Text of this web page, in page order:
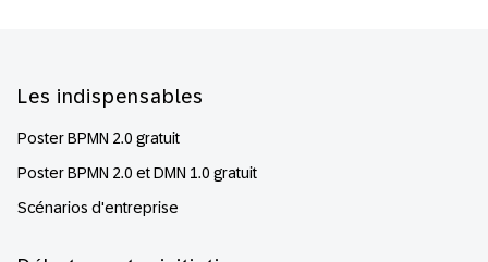
Les indispensables
Poster BPMN 2.0 gratuit
Poster BPMN 2.0 et DMN 1.0 gratuit
Scénarios d'entreprise